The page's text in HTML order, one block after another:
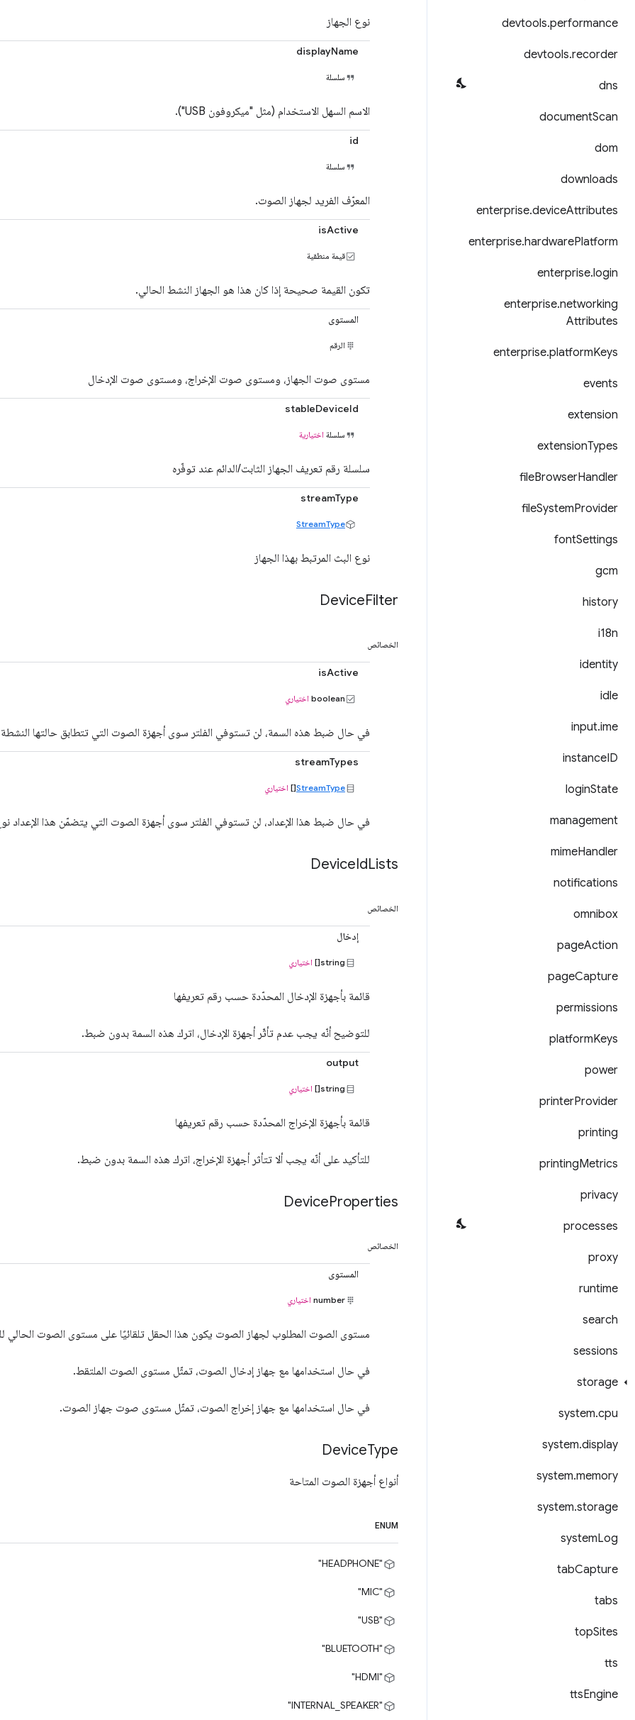
devtools.performance
devtools.recorder
dns
documentScan
dom
downloads
enterprise.deviceAttributes
enterprise.hardwarePlatform
enterprise.login
enterprise.networking
Attributes
enterprise.platformKeys
events
extension
extensionTypes
fileBrowserHandler
fileSystemProvider
fontSettings
gcm
history
i18n
identity
idle
input.ime
instanceID
loginState
management
mimeHandler
notifications
omnibox
pageAction
pageCapture
permissions
platformKeys
power
printerProvider
printing
printingMetrics
privacy
processes
proxy
runtime
search
sessions
storage
system.cpu
system.display
system.memory
system.storage
systemLog
tabCapture
tabs
topSites
tts
ttsEngine
نوع الجهاز
displayName
سلسلة
الاسم السهل الاستخدام (مثل "ميكروفون USB").
id
سلسلة
المعرّف الفريد لجهاز الصوت.
isActive
قيمة منطقية
تكون القيمة صحيحة إذا كان هذا هو الجهاز النشط الحالي.
المستوى
الرقم
مستوى صوت الجهاز، ومستوى صوت الإخراج، ومستوى صوت الإدخال
stableDeviceId
سلسلة اختيارية
سلسلة رقم تعريف الجهاز الثابت/الدائم عند توفّره
streamType
StreamType
نوع البث المرتبط بهذا الجهاز
DeviceFilter
الخصائص
isActive
boolean اختياري
في حال ضبط هذه السمة، لن تستوفي الفلتر سوى أجهزة الصوت التي تتطابق حالتها
streamTypes
StreamType
[] اختياري
في حال ضبط هذا الإعداد، لن تستوفي الفلتر سوى أجهزة الصوت التي يتضمّن هذا الإعداد
DeviceIdLists
الخصائص
إدخال
string[] اختياري
قائمة بأجهزة الإدخال المحدّدة حسب رقم تعريفها
للتوضيح أنّه يجب عدم تأثّر أجهزة الإدخال، اترك هذه السمة بدون ضبط.
output
string[] اختياري
قائمة بأجهزة الإخراج المحدّدة حسب رقم تعريفها
للتأكيد على أنّه يجب ألا تتأثر أجهزة الإخراج، اترك هذه السمة بدون ضبط.
DeviceProperties
الخصائص
المستوى
number اختياري
مستوى الصوت المطلوب لجهاز الصوت يكون هذا الحقل تلقائيًا على مستوى الصوت الحالي
في حال استخدامها مع جهاز إدخال الصوت، تمثّل مستوى الصوت الملتقط.
في حال استخدامها مع جهاز إخراج الصوت، تمثّل مستوى صوت جهاز الصوت.
DeviceType
أنواع أجهزة الصوت المتاحة
ENUM
"HEADPHONE"
"MIC"
"USB"
"BLUETOOTH"
"HDMI"
"INTERNAL_SPEAKER"